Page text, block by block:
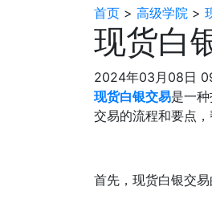
首页 > 高级学院 >
现货白
2024年03月08日
现货白银交易是一
交易的流程和要点
首先，现货白银交